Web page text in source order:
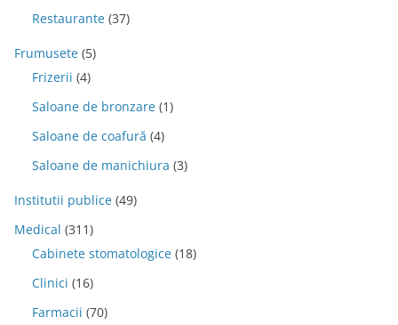
Restaurante (37)
Frumusete (5)
Frizerii (4)
Saloane de bronzare (1)
Saloane de coafură (4)
Saloane de manichiura (3)
Institutii publice (49)
Medical (311)
Cabinete stomatologice (18)
Clinici (16)
Farmacii (70)